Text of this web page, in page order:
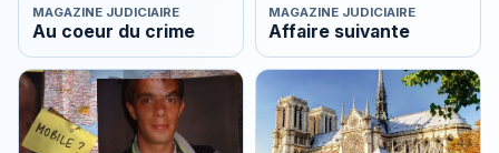
MAGAZINE JUDICIAIRE
Au coeur du crime
MAGAZINE JUDICIAIRE
Affaire suivante